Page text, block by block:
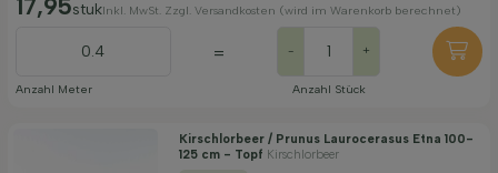
17,95stukInkl. MwSt. Zzgl. Versandkosten (wird im Warenkorb berechnet)
Anzahl Meter
= - +
Anzahl Stück
Kirschlorbeer / Prunus Laurocerasus Etna 100-
125 cm - Topf Kirschlorbeer